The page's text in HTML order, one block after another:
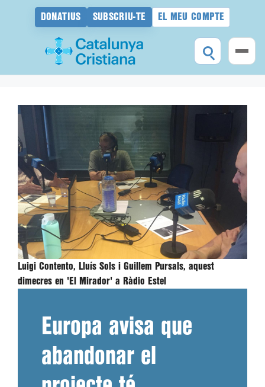
DONATIUS SUBSCRIU-TE EL MEU COMPTE
Luigi Contento, Lluís Sols i Guillem Pursals, aquest
dimecres en 'El Mirador' a Ràdio Estel
Europa avisa que
abandonar el